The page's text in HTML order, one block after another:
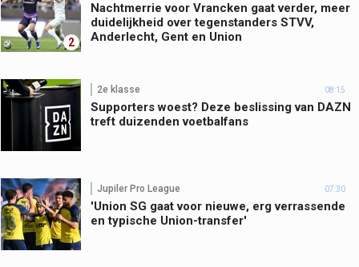
2
Nachtmerrie voor Vrancken gaat verder, meer
duidelijkheid over tegenstanders STVV,
Anderlecht, Gent en Union
2e klasse 08:15
Supporters woest? Deze beslissing van DAZN
treft duizenden voetbalfans
Jupiler Pro League 07:30
'Union SG gaat voor nieuwe, erg verrassende
en typische Union-transfer'